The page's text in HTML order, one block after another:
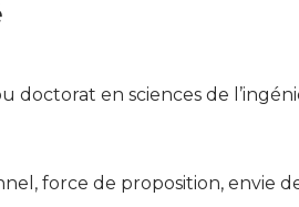
doctorat en sciences de
force de proposition, envie